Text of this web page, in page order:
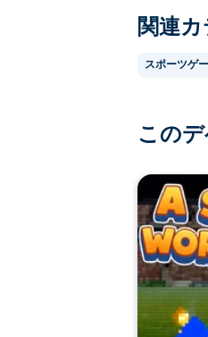
関連
スポーツゲ
この